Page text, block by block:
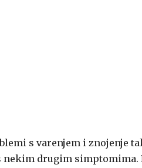
s varenjem i znojenje
drugim simptomima.